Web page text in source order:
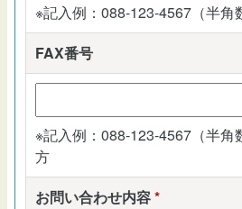
※記入例：088-123-4567（半角
FAX番号
※記入例：088-123-4567（半
方
お問い合わせ内容*